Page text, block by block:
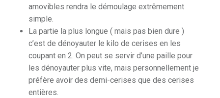
amovibles rendra le démoulage extrêmement
simple.
La partie la plus longue ( mais pas bien dure )
c’est de dénoyauter le kilo de cerises en les
coupant en 2. On peut se servir d’une paille pour
les dénoyauter plus vite, mais personnellement je
préfère avoir des demi-cerises que des cerises
entières.